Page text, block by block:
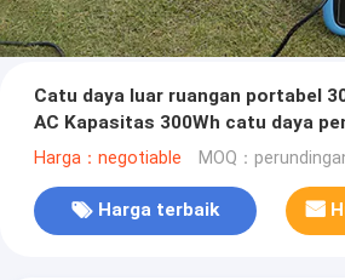
Catu daya luar ruangan portabel
AC Kapasitas 300Wh catu daya
kios berkemah di luar ruangan
Harga：negotiable MOQ：
Harga terbaik